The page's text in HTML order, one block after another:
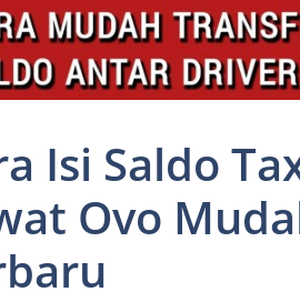
Isi Saldo
Ovo